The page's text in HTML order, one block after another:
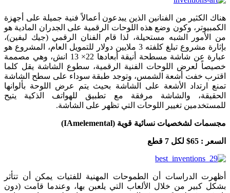
هناك الكثير من الفنانين الذين يبدعون أعمالاً فنية جميلة على أجهزة
الكمبيوتر، وكون وضع هذه اللوحات الرقمية على الجدران المادية هو
من الأمور الشبه مستحيلة، لذا قام الفنان الرقمي (جيك ليفين)،
بإثارة مشروع تبلغ كلفته 3 ملايين دولار للتمويل العام، المشروع هو
عبارة عن شاشة مسطحة أنيقة أبعادها 22× 13 انش، وهي مصممة
خصيصاً لعرض اللوحات الفنية الرقمية، سطوع الشاشة يقل كلما
اقترب خفت أشعة الشمس، وتوجد طبقة سوداء على سطح الشاشة
تمنع ارتداد الأشعة على الشاشة بحيث يتم عرض اللوحة بألوانها
الحقيقة، والشاشة مرفقة مع تطبيق للهواتف الذكية يتيح
للمستخدمين تغيير اللوحات التي تظهر على الشاشة.
مجسمات لشخصيات نسائية قوية (IAmelemental
)
السعر : 65$ لكل 7 قطع
أظهرت الدراسات أن الطموحات المهنية للفتيات يمكن أن تتأثر
بشكل كبير من خلال الألعاب التي يلعبن بها، وعندما قامت (دون